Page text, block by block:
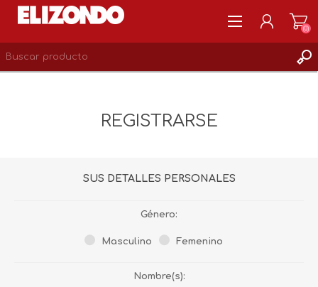
(0)
REGISTRARSE
SUS DETALLES PERSONALES
Género:
Masculino Femenino
Nombre(s):